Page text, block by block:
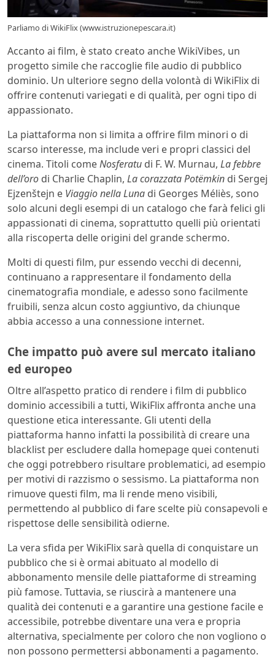
Parliamo di WikiFlix (www.istruzionepescara.it)
Accanto ai film, è stato creato anche WikiVibes, un
progetto simile che raccoglie file audio di pubblico
dominio. Un ulteriore segno della volontà di WikiFlix di
offrire contenuti variegati e di qualità, per ogni tipo di
appassionato.
La piattaforma non si limita a offrire film minori o di
scarso interesse, ma include veri e propri classici del
cinema. Titoli comeNosferatu di F. W. Murnau, La febbre
dell’oro di Charlie Chaplin, La corazzata Potëmkin di Sergej
Ejzenštejn e Viaggio nella Luna di Georges Méliès, sono
solo alcuni degli esempi di un catalogo che farà felici gli
appassionati di cinema, soprattutto quelli più orientati
alla riscoperta delle origini del grande schermo.
Molti di questi film, pur essendo vecchi di decenni,
continuano a rappresentare il fondamento della
cinematografia mondiale, e adesso sono facilmente
fruibili, senza alcun costo aggiuntivo, da chiunque
abbia accesso a una connessione internet.
Che impatto può avere sul mercato italiano
ed europeo
Oltre all’aspetto pratico di rendere i film di pubblico
dominio accessibili a tutti, WikiFlix affronta anche una
questione etica interessante. Gli utenti della
piattaforma hanno infatti la possibilità di creare una
blacklist per escludere dalla homepage quei contenuti
che oggi potrebbero risultare problematici, ad esempio
per motivi di razzismo o sessismo. La piattaforma non
rimuove questi film, ma li rende meno visibili,
permettendo al pubblico di fare scelte più consapevoli e
rispettose delle sensibilità odierne.
La vera sfida per WikiFlix sarà quella di conquistare un
pubblico che si è ormai abituato al modello di
abbonamento mensile delle piattaforme di streaming
più famose. Tuttavia, se riuscirà a mantenere una
qualità dei contenuti e a garantire una gestione facile e
accessibile, potrebbe diventare una vera e propria
alternativa, specialmente per coloro che non vogliono o
non possono permettersi abbonamenti a pagamento.